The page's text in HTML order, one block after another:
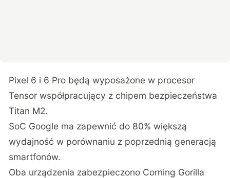
Pixel 6 i 6 Pro będą wyposażone w procesor
Tensor współpracujący z chipem bezpieczeństwa
Titan M2.
SoC Google ma zapewnić do 80% większą
wydajność w porównaniu z poprzednią generacją
smartfonów.
Oba urządzenia zabezpieczono Corning Gorilla